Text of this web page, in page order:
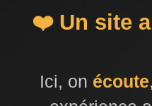
❤️ Un site
Ici, on écoute